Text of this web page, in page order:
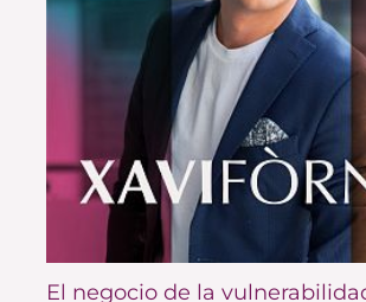
El negocio de la